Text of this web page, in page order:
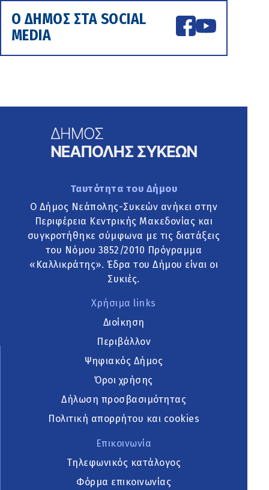
Ο ΔΗΜΟΣ ΣΤΑ SOCIAL
MEDIA
Ταυτότητα του Δήμου
Ο Δήμος Νεάπολης-Συκεών ανήκει στην
Περιφέρεια Κεντρικής Μακεδονίας και
συγκροτήθηκε σύμφωνα με τις διατάξεις
του Νόμου 3852/2010 Πρόγραμμα
«Καλλικράτης». Έδρα του Δήμου είναι οι
Συκιές.
Χρήσιμα links
Διοίκηση
Περιβάλλον
Ψηφιακός Δήμος
Όροι χρήσης
Δήλωση προσβασιμότητας
Πολιτική απορρήτου και cookies
Επικοινωνία
Τηλεφωνικός κατάλογος
Φόρμα επικοινωνίας